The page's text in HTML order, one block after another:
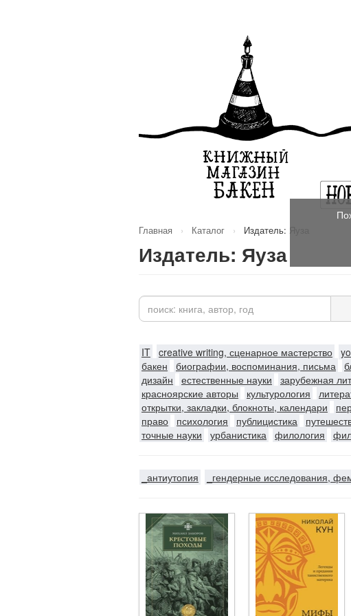
Главная › Каталог › Издатель: Яуза
Издатель: Яуза
IT creative writing, сценарное мастерство
бакен
биографии, воспоминания, письма
дизайн
естественные науки зарубежная
красноярские авторы
культурология
открытки, закладки, блокноты, календари
право
психология публицистика
точные науки
урбанистика филология
_антиутопия _гендерные исследования,